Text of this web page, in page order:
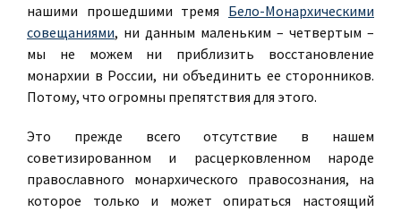
нашими прошедшими тремя Бело-Монархическими
совещаниями, ни данным маленьким – четвертым –
мы не можем ни приблизить восстановление
монархии в России, ни объединить ее сторонников.
Потому, что огромны препятствия для этого.
Это прежде всего отсутствие в нашем
советизированном и расцерковленном народе
православного монархического правосознания, на
которое только и может опираться настоящий